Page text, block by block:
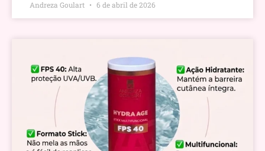
Andreza Goulart 6 de abril de 2026